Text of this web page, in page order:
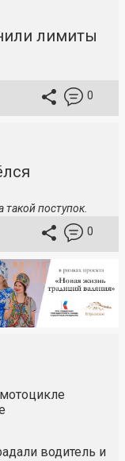
лимиты
0
поступок.
0
водитель и